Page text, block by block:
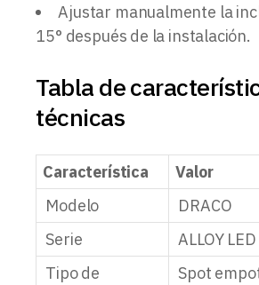
Ajustar manualmente la
15° después de la instalación.
Tabla de
técnicas
Característica
Valor
Modelo
DRACO
Serie
ALLOY LED
Tipo de
Spot